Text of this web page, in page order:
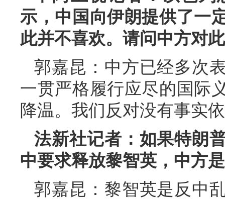
示，中国向伊朗提供了一
此并不喜欢。请问中方对
郭嘉昆：中方已经多次
一贯严格履行应尽的国际
降温。我们反对没有事实
法新社记者：如果特朗
中要求释放黎智英，中方
郭嘉昆：黎智英是反中